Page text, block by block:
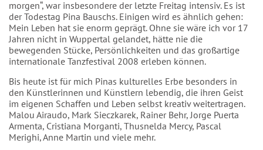
morgen“, war insbesondere der letzte Freitag intensiv. Es ist
der Todestag Pina Bauschs. Einigen wird es ähnlich gehen:
Mein Leben hat sie enorm geprägt. Ohne sie wäre ich vor 17
Jahren nicht in Wuppertal gelandet, hätte nie die
bewegenden Stücke, Persönlichkeiten und das großartige
internationale Tanzfestival 2008 erleben können.
Bis heute ist für mich Pinas kulturelles Erbe besonders in
den Künstlerinnen und Künstlern lebendig, die ihren Geist
im eigenen Schaffen und Leben selbst kreativ weitertragen.
Malou Airaudo, Mark Sieczkarek, Rainer Behr, Jorge Puerta
Armenta, Cristiana Morganti, Thusnelda Mercy, Pascal
Merighi, Anne Martin und viele mehr.